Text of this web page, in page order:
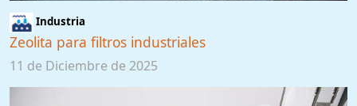
Industria
Zeolita para filtros industriales
11 de Diciembre de 2025